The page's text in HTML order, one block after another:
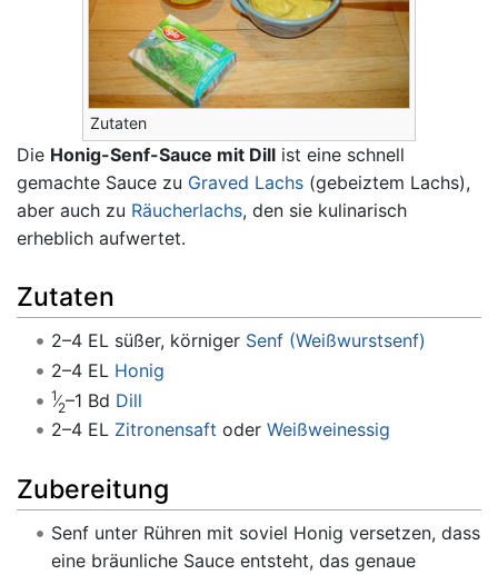
Zutaten
Die Honig-Senf-Sauce mit Dill ist eine schnell
gemachte Sauce zu Graved Lachs (gebeiztem Lachs),
aber auch zu Räucherlachs, den sie kulinarisch
erheblich aufwertet.
Zutaten
2–4 EL süßer, körniger Senf (Weißwurstsenf)
2–4 EL Honig
1
2–1 Bd Dill
2–4 EL Zitronensaft oder Weißweinessig
Zubereitung
Senf unter Rühren mit soviel Honig versetzen, dass
eine bräunliche Sauce entsteht, das genaue